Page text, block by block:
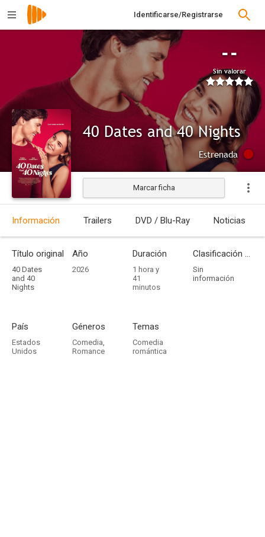
Identificarse/Registrarse
--
Sin valorar
40 Dates and 40 Nights
Estrenada
Marcar ficha
Información Trailers DVD / Blu-Ray Noticias
Título original
40 Dates
and 40
Nights
Año
2026
Duración
1 hora y
41
minutos
Clasificación por edades
Sin
información
País
Estados
Unidos
Géneros
Comedia,
Romance
Temas
Comedia
romántica